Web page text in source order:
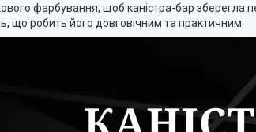
фарбування, щоб каністра-бар зберегла
що робить його довговічним та практичним.